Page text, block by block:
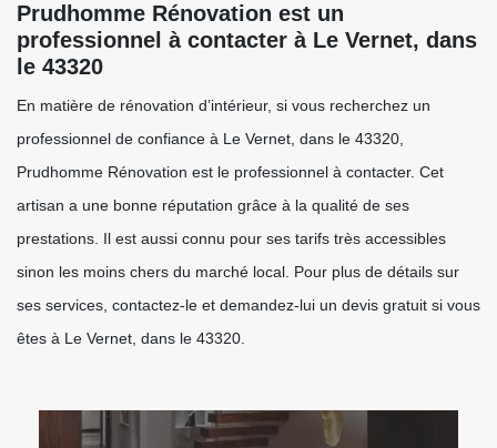
Prudhomme Rénovation est un
professionnel à contacter à Le Vernet, dans
le 43320
En matière de rénovation d’intérieur, si vous recherchez un
professionnel de confiance à Le Vernet, dans le 43320,
Prudhomme Rénovation est le professionnel à contacter. Cet
artisan a une bonne réputation grâce à la qualité de ses
prestations. Il est aussi connu pour ses tarifs très accessibles
sinon les moins chers du marché local. Pour plus de détails sur
ses services, contactez-le et demandez-lui un devis gratuit si vous
êtes à Le Vernet, dans le 43320.